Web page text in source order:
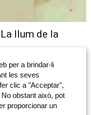
llum de la
La Llum de la Memòria
Dijous, 13 de juny,
per a brindar-li
les seves
clic a "Acceptar",
obstant això, pot
proporcionar un